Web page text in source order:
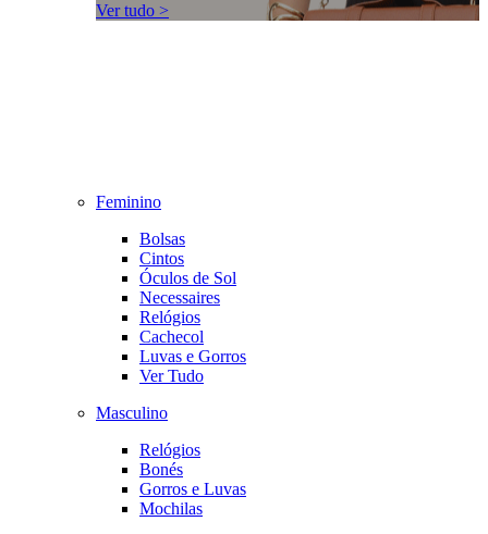
Ver tudo >
Feminino
Bolsas
Cintos
Óculos de Sol
Necessaires
Relógios
Cachecol
Luvas e Gorros
Ver Tudo
Masculino
Relógios
Bonés
Gorros e Luvas
Mochilas